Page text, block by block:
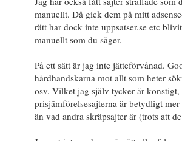
manuellt. Då gick dem på mitt
rätt har dock inte uppsatser.se etc
manuellt som du säger.
På ett sätt är jag inte jätteförvånad.
hårdhandskarna mot allt som heter
osv. Vilket jag själv tycker är konstigt,
prisjämförelsesajterna är betydligt
än vad andra skräpsajter är (trots att